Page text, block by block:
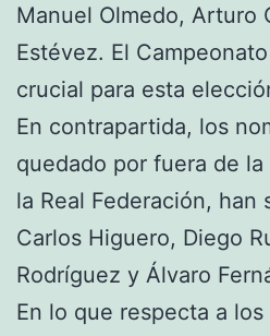
Manuel Olmedo, Arturo
Estévez. El
crucial para esta
En contrapartida, los
quedado por fuera de
la Real Federación, han
Carlos Higuero, Diego
Rodríguez y Álvaro
En lo que respecta a